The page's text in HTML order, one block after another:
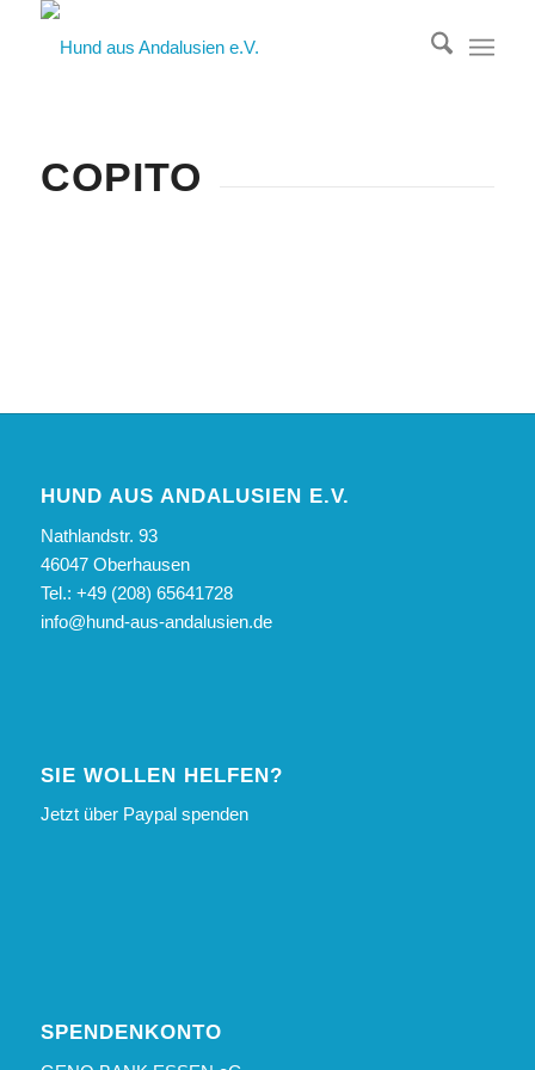
COPITO
HUND AUS ANDALUSIEN E.V.
Nathlandstr. 93
46047 Oberhausen
Tel.: +49 (208) 65641728
info@hund-aus-andalusien.de
SIE WOLLEN HELFEN?
Jetzt über Paypal spenden
SPENDENKONTO